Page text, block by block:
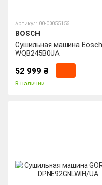
Артикул: 00-00055155
BOSCH
Сушильная машина Bosch
WQB245B0UA
52 999 ₴
В наличии